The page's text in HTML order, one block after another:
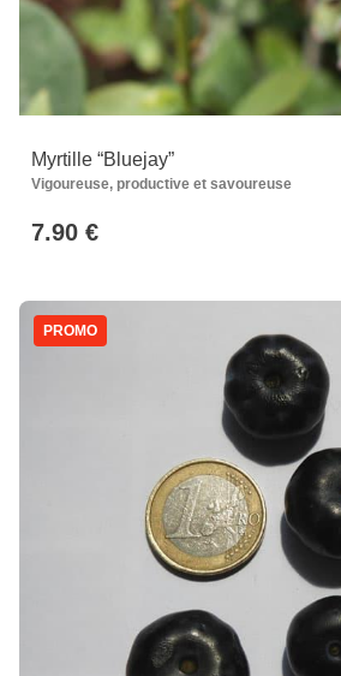
Myrtille “Bluejay”
Vigoureuse, productive et savoureuse
7.90 €
PROMO